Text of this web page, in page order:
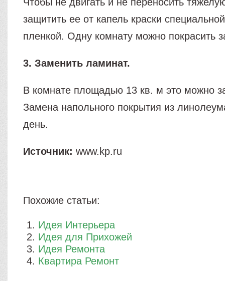
защитить ее от капель краски
пленкой. Одну комнату можно покрасить
3. Заменить ламинат.
В комнате площадью 13 кв. м это можно
Замена напольного покрытия из
день.
Источник: www.kp.ru
Похожие статьи:
Идея Интерьера
Идея для Прихожей
Идея Ремонта
Квартира Ремонт